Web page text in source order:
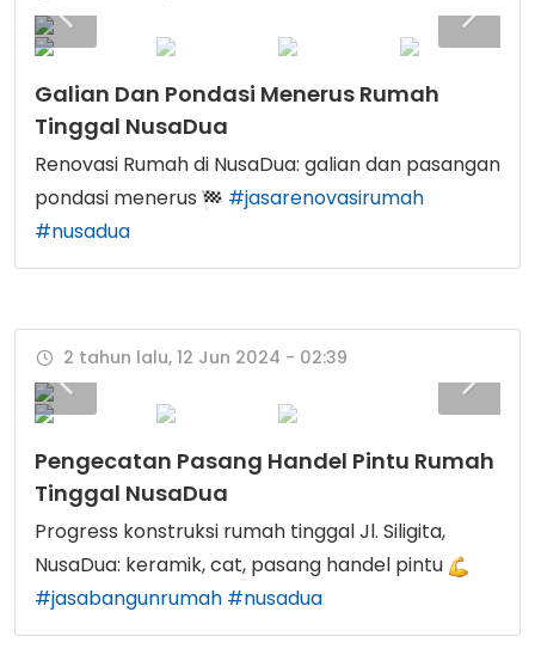
Galian Dan Pondasi Menerus Rumah
Tinggal NusaDua
Renovasi Rumah di NusaDua: galian dan pasangan
pondasi menerus
#jasarenovasirumah
#nusadua
2 tahun lalu, 12 Jun 2024 - 02:39
Pengecatan Pasang Handel Pintu Rumah
Tinggal NusaDua
Progress konstruksi rumah tinggal Jl. Siligita,
NusaDua: keramik, cat, pasang handel pintu
#jasabangunrumah #nusadua